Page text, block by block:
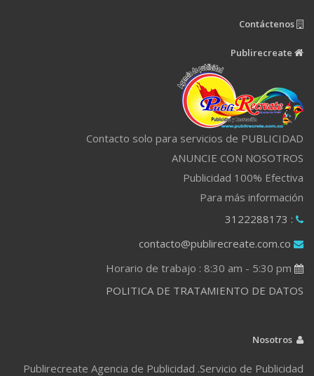
Contacto solo para servicios de PUBLICIDAD
ANUNCIE CON NOSOTROS
Publicidad 100% Efectiva
Para más información
: 3122288173
contacto@publirecreate.com.co
POLITICA DE TRATAMIENTO DE DATOS
Publirecreate Agencia de Publicidad .Servicio de Publicidad